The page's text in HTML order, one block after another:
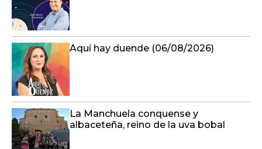
Aquí hay duende (06/08/2026)
La Manchuela conquense y
albaceteña, reino de la uva bobal